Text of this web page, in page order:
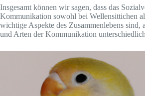
Insgesamt können wir sagen, dass das
Kommunikation sowohl bei Wellensittichen
wichtige Aspekte des Zusammenlebens sind,
und Arten der Kommunikation